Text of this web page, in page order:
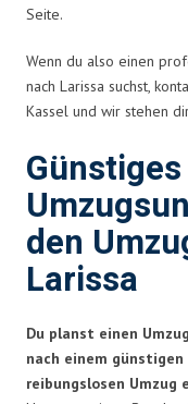
Seite.
Wenn du also einen
nach Larissa suchst,
Kassel und wir stehen
Günstiges
den
Larissa
Du planst einen
nach einem
reibungslosen Umzug